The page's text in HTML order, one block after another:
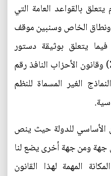
بالقواعد العامة التي
ونطاق الخاص وسنبين موقف
فيما يتعلق بوثيقة دستور
جمهورية العراق لسنة (2005) وقانون الأحزاب النافذ رقم
وبعض النماذج الغير المسماة للنظم
الأساسي للدولة حيث ينص
ومن جهة أخرى يضع لنا
المهمة لهذا القانون